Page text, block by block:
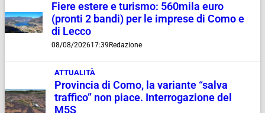
Fiere estere e turismo: 560mila euro
(pronti 2 bandi) per le imprese di Como e
di Lecco
08/08/202617:39 Redazione
ATTUALITÀ
Provincia di Como, la variante “salva
traffico” non piace. Interrogazione del
M5S